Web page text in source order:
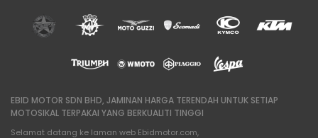
EBID MOTOR SDN BHD, JAMINAN HARGA TERENDAH UNTUK SETIAP
MOTOSIKAL TERPAKAI YANG BERKUALITI TINGGI
Selamat datang ke laman web Ebidmotor.com,